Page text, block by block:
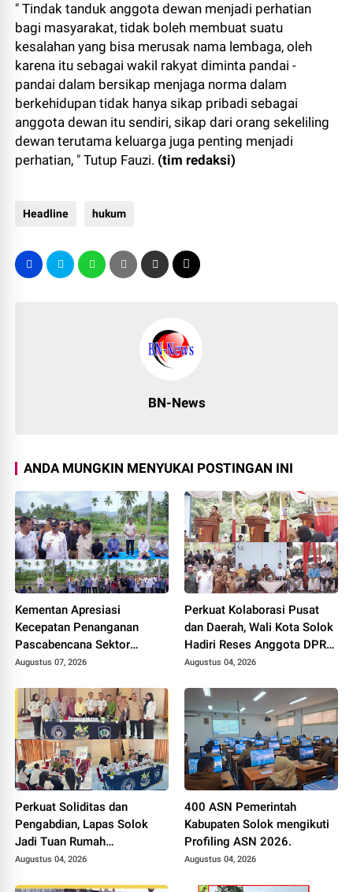
" Tindak tanduk anggota dewan menjadi perhatian
bagi masyarakat, tidak boleh membuat suatu
kesalahan yang bisa merusak nama lembaga, oleh
karena itu sebagai wakil rakyat diminta pandai -
pandai dalam bersikap menjaga norma dalam
berkehidupan tidak hanya sikap pribadi sebagai
anggota dewan itu sendiri, sikap dari orang sekeliling
dewan terutama keluarga juga penting menjadi
perhatian, " Tutup Fauzi. (tim redaksi)
Headline hukum
BN-News
ANDA MUNGKIN MENYUKAI POSTINGAN INI
Kementan Apresiasi
Kecepatan Penanganan
Pascabencana Sektor
Pertanian Kabupaten Solok,
dari 13 Menjadi 74 Unit.
Augustus 07, 2026
Perkuat Kolaborasi Pusat
dan Daerah, Wali Kota Solok
Hadiri Reses Anggota DPR
RI H. Zigo Rolanda
Augustus 04, 2026
Perkuat Soliditas dan
Pengabdian, Lapas Solok
Jadi Tuan Rumah
Musyawarah Pembentukan
Augustus 04, 2026
400 ASN Pemerintah
Kabupaten Solok mengikuti
Profiling ASN 2026.
Augustus 04, 2026